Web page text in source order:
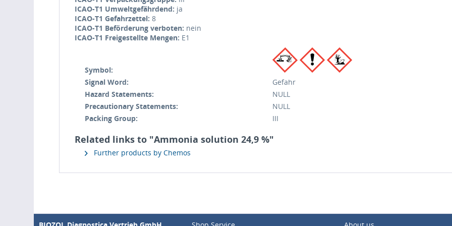
ICAO-T1 Umweltgefährdend: ja
ICAO-T1 Gefahrzettel:8
ICAO-T1 Beförderung verboten: nein
ICAO-T1 Freigestellte Mengen: E1
Symbol:
Signal Word:
Gefahr
Hazard Statements:
NULL
Precautionary Statements:
NULL
Packing Group:
III
Related links to "Ammonia solution 24,9 %"
Further products by Chemos